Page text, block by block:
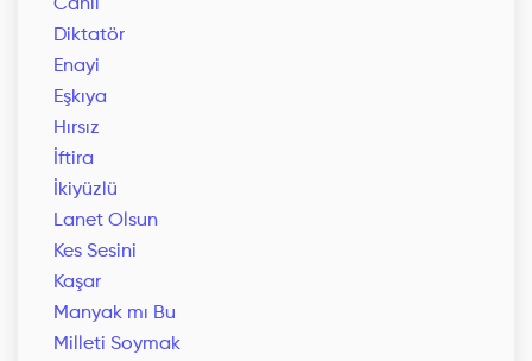
Cahil
Diktatör
Enayi
Eşkıya
Hırsız
İftira
İkiyüzlü
Lanet Olsun
Kes Sesini
Kaşar
Manyak mı Bu
Milleti Soymak